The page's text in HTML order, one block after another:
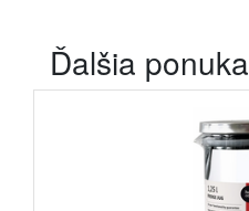
Ďalšia ponuka